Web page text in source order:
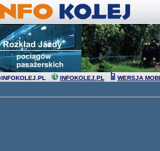
INFOKOLEJ.PL INFOKOLEJ.PL WERSJA